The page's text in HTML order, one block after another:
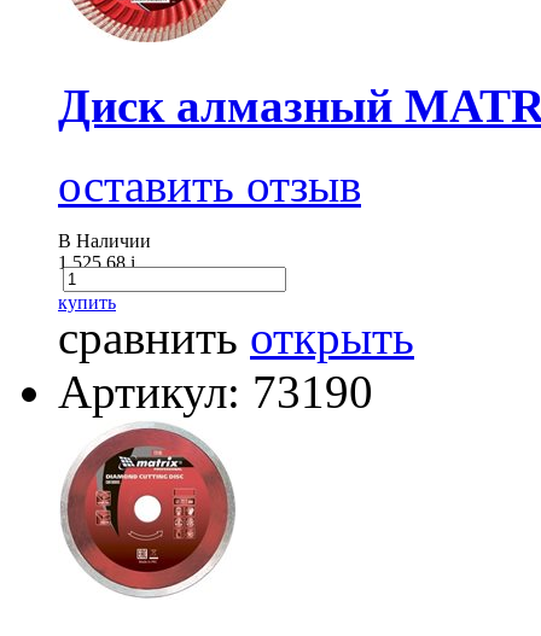
Диск алмазный
оставить отзыв
В Наличии
1 525.68i
купить
сравнить открыть
Артикул: 73190